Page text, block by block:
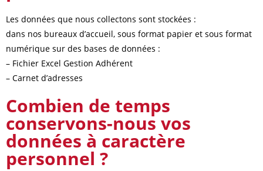
Les données que nous collectons sont stockées :
dans nos bureaux d’accueil, sous format papier et sous format
numérique sur des bases de données :
– Fichier Excel Gestion Adhérent
– Carnet d’adresses
Combien de temps
conservons-nous vos
données à caractère
personnel ?